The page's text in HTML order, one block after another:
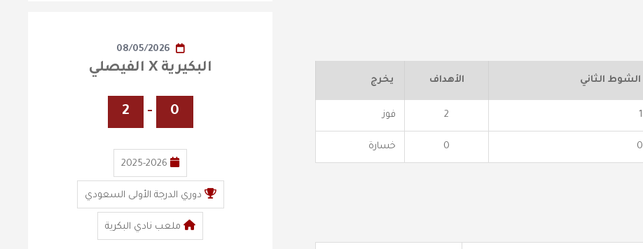
الشوط الثاني الأهداف يخرج
1
2 فوز
0
0 خسارة
08/05/2026
البكيرية X الفيصلي
0
-
2
2025-2026
دوري الدرجة الأولى السعودي
ملعب نادي البكرية